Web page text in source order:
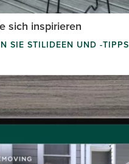
sich inspirieren
SIE STILIDEEN UND -TIPPS